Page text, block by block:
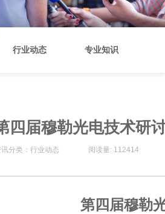
行业动态 专业知识
四届穆勒光电技术研
讯分类：行业动态 阅读量: 112414 发
第四届穆勒